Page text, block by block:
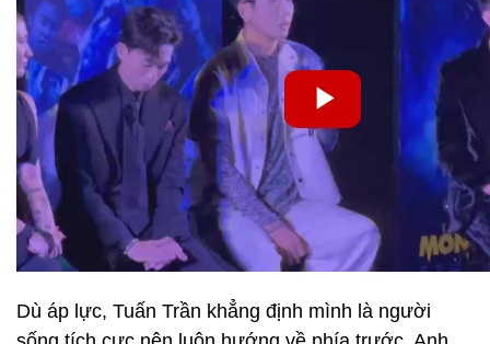
Dù áp lực, Tuấn Trần khẳng định mình là người